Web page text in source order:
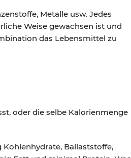
Metalle usw. Jedes
Weise gewachsen ist und
das Lebensmittel zu
oder die selbe Kalorienmenge
Ballaststoffe,